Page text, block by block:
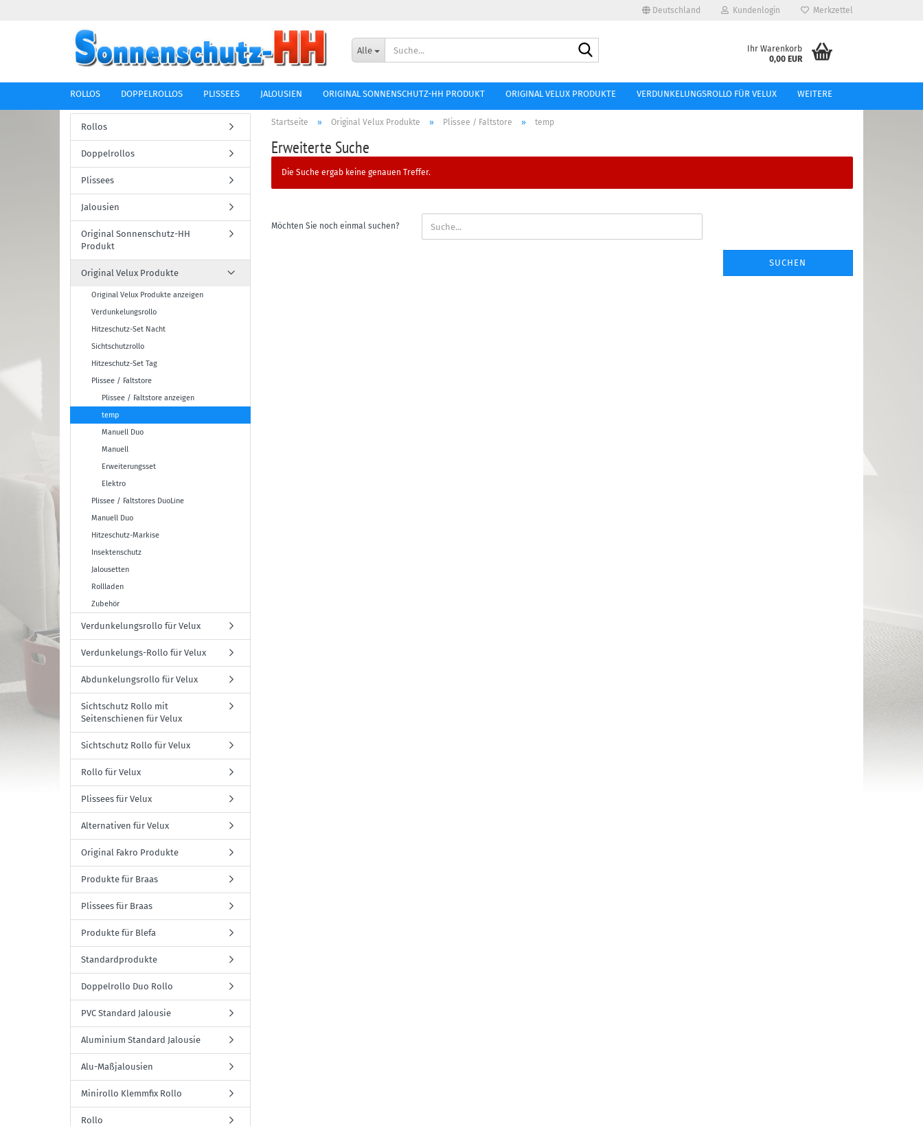
Deutschland
Lieferland
Kundenlogin
E-Mail
Passwort vergessen?
Merkzettel
Alle
Ihr Warenkorb
0,00 EUR
ROLLOS DOPPELROLLOS PLISSEES JALOUSIEN ORIGINAL SONNENSCHUTZ-HH PRODUKT ORIGINAL VELUX PRODUKTE VERDUNKELUNGSROLLO FÜR VELUX WEITERE
Startseite » Original Velux Produkte » Plissee / Faltstore » temp
Erweiterte Suche
Die Suche ergab keine genauen Treffer.
Möchten Sie noch einmal suchen?
SUCHEN
Rollos
Doppelrollos
Plissees
Jalousien
Original Sonnenschutz-HH
Produkt
Original Velux Produkte
Original Velux Produkte anzeigen
Verdunkelungsrollo
Hitzeschutz-Set Nacht
Sichtschutzrollo
Hitzeschutz-Set Tag
Plissee / Faltstore
Plissee / Faltstore anzeigen
temp
Manuell Duo
Manuell
Erweiterungsset
Elektro
Plissee / Faltstores DuoLine
Manuell Duo
Hitzeschutz-Markise
Insektenschutz
Jalousetten
Rollladen
Zubehör
Verdunkelungsrollo für Velux
Verdunkelungs-Rollo für Velux
Abdunkelungsrollo für Velux
Sichtschutz Rollo mit
Seitenschienen für Velux
Sichtschutz Rollo für Velux
Rollo für Velux
Plissees für Velux
Alternativen für Velux
Original Fakro Produkte
Produkte für Braas
Plissees für Braas
Produkte für Blefa
Standardprodukte
Doppelrollo Duo Rollo
PVC Standard Jalousie
Aluminium Standard Jalousie
Alu-Maßjalousien
Minirollo Klemmfix Rollo
Rollo